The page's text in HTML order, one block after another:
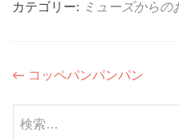
カテゴリー: ミューズからの
投
稿
← コッペパンパンパン
索: